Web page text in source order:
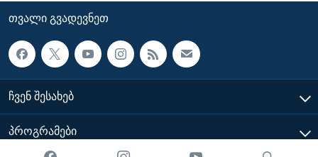
ᲗᲕᲐᲚᲘ ᲒᲕᲐᲓᲔᲕᲜᲔᲗ
ᲩᲕᲔᲜ ᲨᲔᲡᲐᲮᲔᲑ
ᲞᲠᲝᲒᲠᲐᲛᲔᲑᲘ